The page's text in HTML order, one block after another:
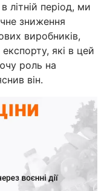
літній період, ми
зниження
виробників,
експорту, які в цей
роль на
він.